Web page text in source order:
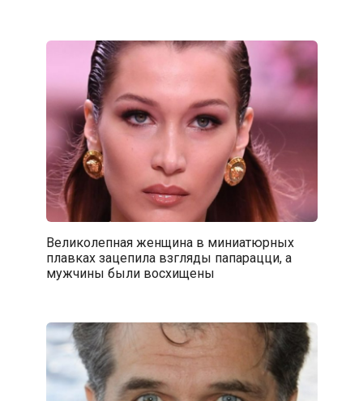
Великолепная женщина в миниатюрных
плавках зацепила взгляды папарацци, а
мужчины были восхищены